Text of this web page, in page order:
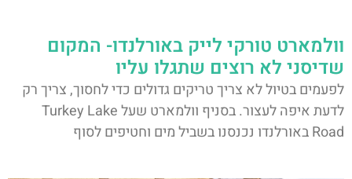
וולמארט טורקי לייק באורלנדו- המקום
שדיסני לא רוצים שתגלו עליו
לפעמים בטיול לא צריך טריקים גדולים כדי לחסוך, צריך רק
לדעת איפה לעצור. בסניף וולמארט שעל Turkey Lake
Road באורלנדו נכנסנו בשביל מים וחטיפים לסוף